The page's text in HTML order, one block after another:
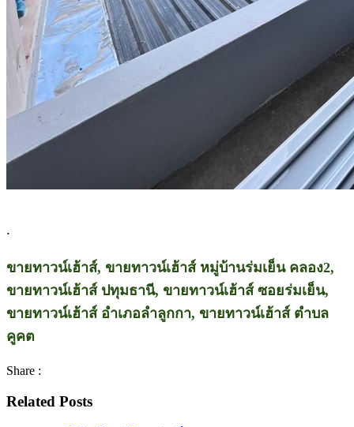
.
ขายทาวน์เฮ้าส์, ขายทาวน์เฮ้าส์ หมู่บ้านร่มเย็น คลอง2,
ขายทาวน์เฮ้าส์ ปทุมธานี, ขายทาวน์เฮ้าส์ ซอยร่มเย็น,
ขายทาวน์เฮ้าส์ อำเภอลำลูกกา, ขายทาวน์เฮ้าส์ ตำบล
คูคต
Share :
Related Posts